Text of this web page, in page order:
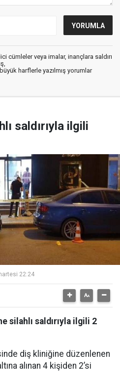
cümleler veya imalar, inançlara saldırı
harflerle yazılmış yorumlar
saldırıyla ilgili
22:24
silahlı saldırıyla ilgili 2
diş kliniğine düzenlenen
alınan 4 kişiden 2’si